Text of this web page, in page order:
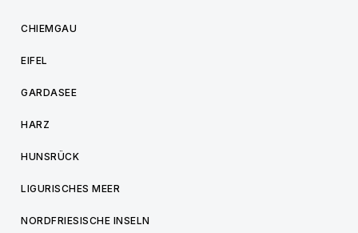
CHIEMGAU
EIFEL
GARDASEE
HARZ
HUNSRÜCK
LIGURISCHES MEER
NORDFRIESISCHE INSELN